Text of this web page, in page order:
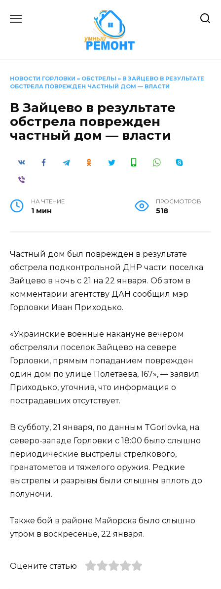
НОВОСТИ ГОРЛОВКИ » ОБСТРЕЛЫ » В ЗАЙЦЕВО В РЕЗУЛЬТАТЕ
ОБСТРЕЛА ПОВРЕЖДЕН ЧАСТНЫЙ ДОМ — ВЛАСТИ
В Зайцево в результате
обстрела поврежден
частный дом — власти
НА ЧТЕНИЕ
1 мин
ПРОСМОТРОВ
518
Частный дом был поврежден в результате
обстрела подконтрольной ДНР части поселка
Зайцево в ночь с 21 на 22 января. Об этом в
комментарии агентству ДАН сообщил мэр
Горловки Иван Приходько.
«Украинские военные накануне вечером
обстреляли поселок Зайцево на севере
Горловки, прямым попаданием поврежден
один дом по улице Полетаева, 167», — заявил
Приходько, уточнив, что информация о
пострадавших отсутствует.
В субботу, 21 января, по данным TGorlovka, на
северо-западе Горловки с 18:00 было слышно
периодические выстрелы стрелкового,
гранатометов и тяжелого оружия. Редкие
выстрелы и разрывы были слышны вплоть до
полуночи.
Также бой в районе Майорска было слышно
утром в воскресенье, 22 января.
Оцените статью